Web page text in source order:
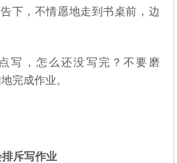
下，不情愿地走到书桌前，边
写，怎么还没写完？不要磨
完成作业。
斥写作业